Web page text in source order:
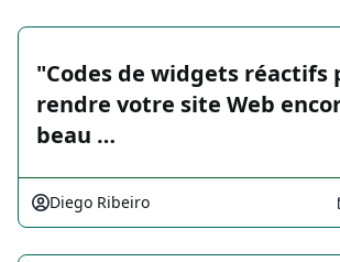
"Codes de widgets réactifs
rendre votre site Web
beau …
Diego Ribeiro